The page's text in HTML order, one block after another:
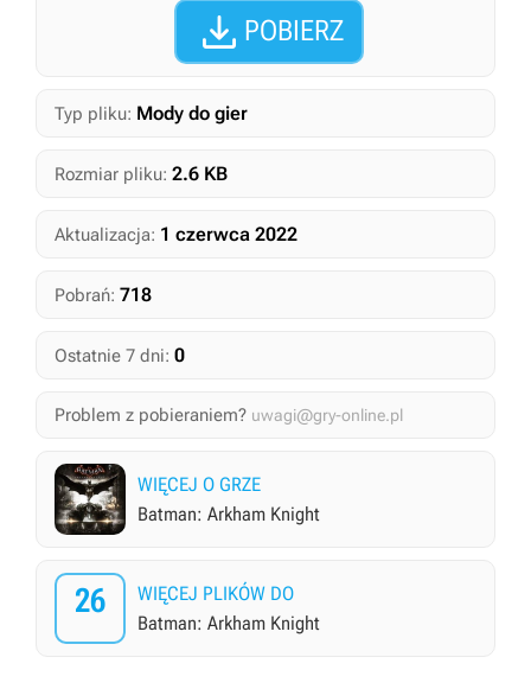
 POBIERZ
Typ pliku: Mody do gier
Rozmiar pliku: 2.6 KB
Aktualizacja: 1 czerwca 2022
Pobrań: 718
Ostatnie 7 dni: 0
Problem z pobieraniem? uwagi@gry-online.pl
WIĘCEJ O GRZE
Batman: Arkham Knight
26
WIĘCEJ PLIKÓW DO
Batman: Arkham Knight